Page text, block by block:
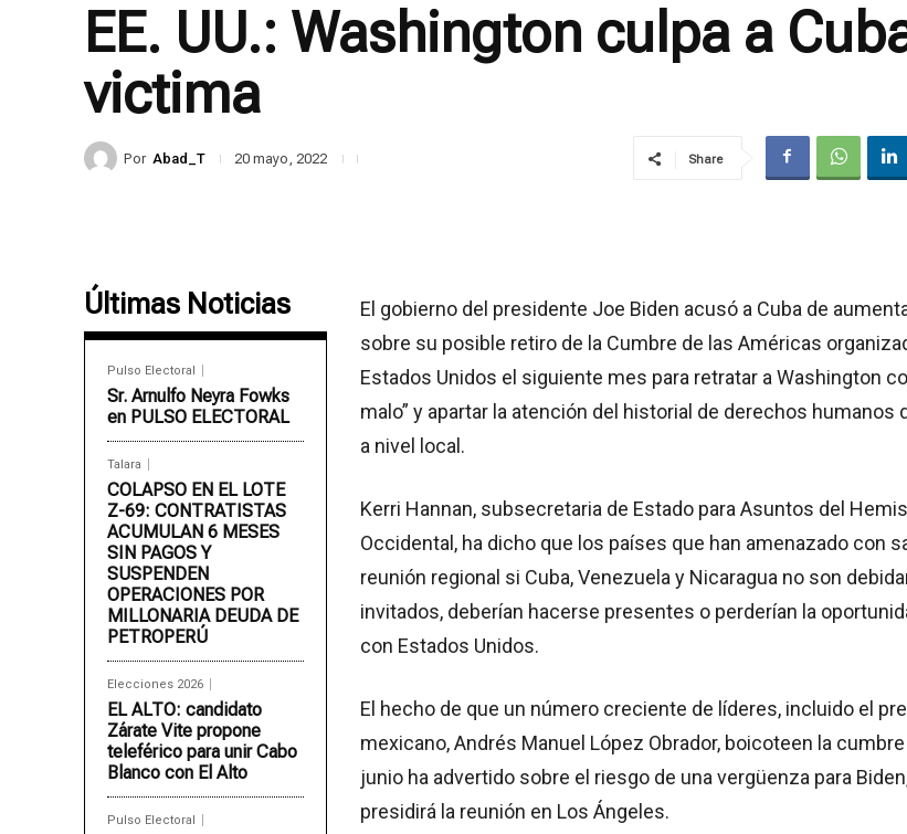
EE. UU.: Washington culpa a
victima
Por Abad_T 20 mayo, 2022 Share
Últimas Noticias
Pulso Electoral
Sr. Arnulfo Neyra Fowks
en PULSO ELECTORAL
Talara
COLAPSO EN EL LOTE
Z-69: CONTRATISTAS
ACUMULAN 6 MESES
SIN PAGOS Y
SUSPENDEN
OPERACIONES POR
MILLONARIA DEUDA DE
PETROPERÚ
Elecciones 2026
EL ALTO: candidato
Zárate Vite propone
teleférico para unir Cabo
Blanco con El Alto
Pulso Electoral
El gobierno del presidente Joe Biden acusó a Cuba de
sobre su posible retiro de la Cumbre de las Américas
Estados Unidos el siguiente mes para retratar a Washington
malo” y apartar la atención del historial de derechos humanos
a nivel local.
Kerri Hannan, subsecretaria de Estado para Asuntos del
Occidental, ha dicho que los países que han amenazado con
reunión regional si Cuba, Venezuela y Nicaragua no son
invitados, deberían hacerse presentes o perderían la
con Estados Unidos.
El hecho de que un número creciente de líderes, incluido el
mexicano, Andrés Manuel López Obrador, boicoteen la
junio ha advertido sobre el riesgo de una vergüenza para
presidirá la reunión en Los Ángeles.